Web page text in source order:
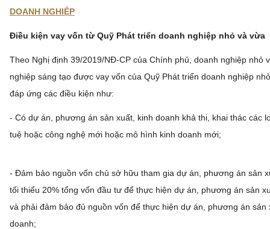
DOANH NGHIỆP
Điều kiện vay vốn từ Quỹ Phát triển doanh nghiệp nhỏ và vừa
Theo Nghị định 39/2019/NĐ-CP của Chính phủ, doanh nghiệp nhỏ
nghiệp sáng tạo được vay vốn của Quỹ Phát triển doanh nghiệp
đáp ứng các điều kiện như:
- Có dự án, phương án sản xuất, kinh doanh khả thi, khai thác các
tuệ hoặc công nghệ mới hoặc mô hình kinh doanh mới;
- Đảm bảo nguồn vốn chủ sở hữu tham gia dự án, phương án sản
tối thiểu 20% tổng vốn đầu tư để thực hiện dự án, phương án sản
và phải đảm bảo đủ nguồn vốn để thực hiện dự án, phương án sản
doanh;